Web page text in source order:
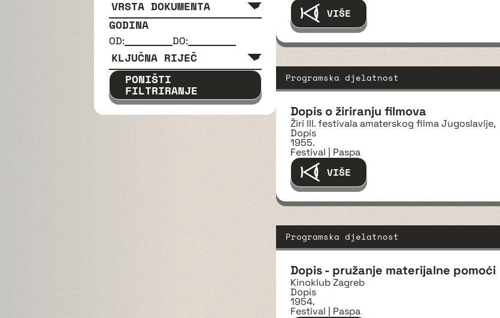
GODINA
OD: DO:
PONIŠTI
FILTRIRANJE
VIŠE
Programska djelatnost
Dopis o žiriranju filmova
Žiri III. festivala amaterskog filma Jugoslavije,
Dopis
1955.
Festival | Paspa
VIŠE
Programska djelatnost
Dopis - pružanje materijalne pomoći
Kinoklub Zagreb
Dopis
1954.
Festival | Paspa